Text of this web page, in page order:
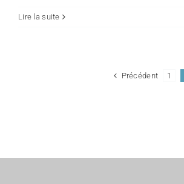
Lire la suite
Précédent 1